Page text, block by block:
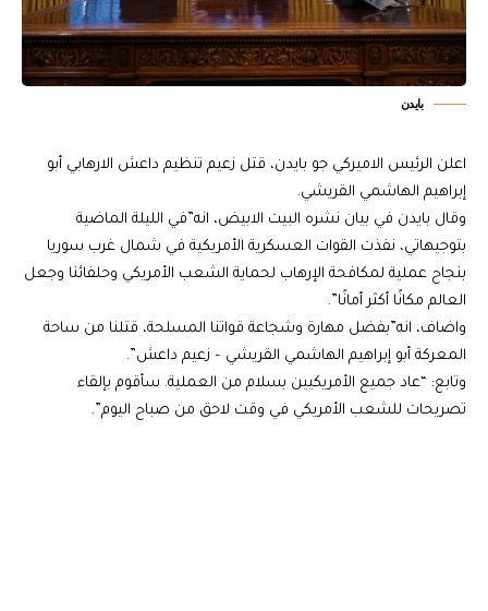
بايدن
اعلن الرئيس الاميركي جو بايدن، قتل زعيم تنظيم داعش الارهابي أبو
إبراهيم الهاشمي القريشي.
وقال بايدن في بيان نشره البيت الابيض، انه”في الليلة الماضية
بتوجيهاتي، نفذت القوات العسكرية الأمريكية في شمال غرب سوريا
بنجاح عملية لمكافحة الإرهاب لحماية الشعب الأمريكي وحلفائنا وجعل
العالم مكانًا أكثر أمانًا”.
واضاف، انه”بفضل مهارة وشجاعة قواتنا المسلحة، قتلنا من ساحة
المعركة أبو إبراهيم الهاشمي القريشي – زعيم داعش”.
وتابع: “عاد جميع الأمريكيين بسلام من العملية. سأقوم بإلقاء
تصريحات للشعب الأمريكي في وقت لاحق من صباح اليوم”.